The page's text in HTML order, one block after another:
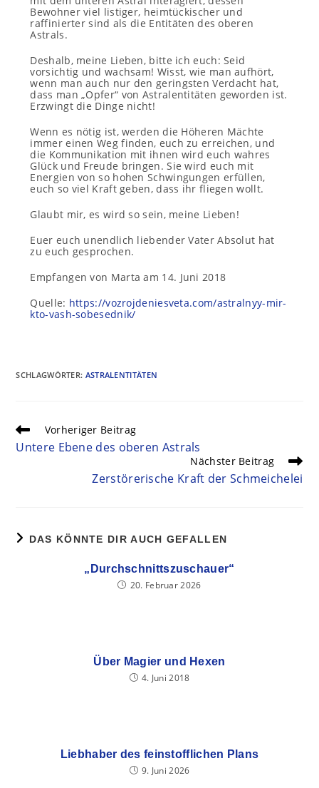
Bewohner viel listiger, heimtückischer und
raffinierter sind als die Entitäten des oberen
Astrals.
Deshalb, meine Lieben, bitte ich euch: Seid
vorsichtig und wachsam! Wisst, wie man aufhört,
wenn man auch nur den geringsten Verdacht hat,
dass man „Opfer“ von Astralentitäten geworden ist.
Erzwingt die Dinge nicht!
Wenn es nötig ist, werden die Höheren Mächte
immer einen Weg finden, euch zu erreichen, und
die Kommunikation mit ihnen wird euch wahres
Glück und Freude bringen. Sie wird euch mit
Energien von so hohen Schwingungen erfüllen,
euch so viel Kraft geben, dass ihr fliegen wollt.
Glaubt mir, es wird so sein, meine Lieben!
Euer euch unendlich liebender Vater Absolut hat
zu euch gesprochen.
Empfangen von Marta am 14. Juni 2018
Quelle: https://vozrojdeniesveta.com/astralnyy-mir-
kto-vash-sobesednik/
SCHLAGWÖRTER: ASTRALENTITÄTEN
Vorheriger Beitrag
Untere Ebene des oberen Astrals
Nächster Beitrag
Zerstörerische Kraft der Schmeichelei
DAS KÖNNTE DIR AUCH GEFALLEN
„Durchschnittszuschauer“
20. Februar 2026
Über Magier und Hexen
4. Juni 2018
Liebhaber des feinstofflichen Plans
9. Juni 2026